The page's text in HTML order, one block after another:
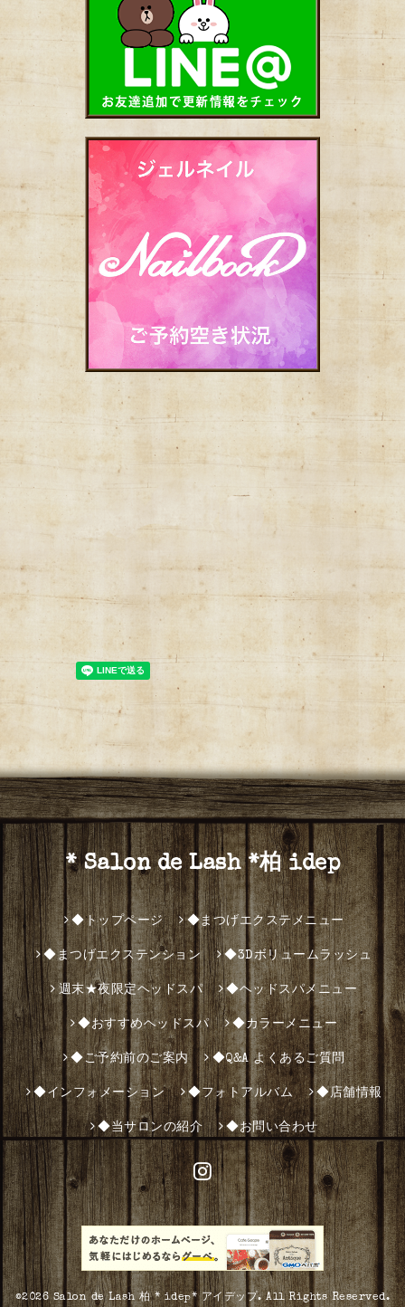
* Salon de Lash *柏 idep
◆トップページ ◆まつげエクステメニュー
◆まつげエクステンション ◆3Dボリュームラッシュ
週末★夜限定ヘッドスパ ◆ヘッドスパメニュー
◆おすすめヘッドスパ ◆カラーメニュー
◆ご予約前のご案内 ◆Q&A よくあるご質問
◆インフォメーション ◆フォトアルバム ◆店舗情報
◆当サロンの紹介 ◆お問い合わせ
©2026Salon de Lash 柏 * idep* アイデップ. All Rights Reserved.